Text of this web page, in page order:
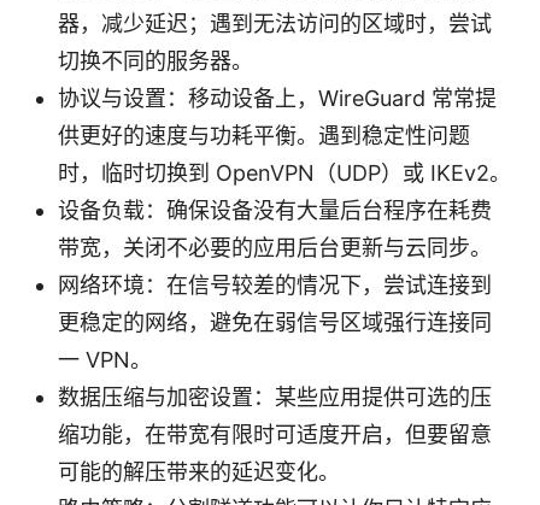
器，减少延迟；遇到无法访问的区域时，尝试
切换不同的服务器。
协议与设置：移动设备上，WireGuard 常常提
供更好的速度与功耗平衡。遇到稳定性问题
时，临时切换到 OpenVPN（UDP）或 IKEv2。
设备负载：确保设备没有大量后台程序在耗费
带宽，关闭不必要的应用后台更新与云同步。
网络环境：在信号较差的情况下，尝试连接到
更稳定的网络，避免在弱信号区域强行连接同
一 VPN。
数据压缩与加密设置：某些应用提供可选的压
缩功能，在带宽有限时可适度开启，但要留意
可能的解压带来的延迟变化。